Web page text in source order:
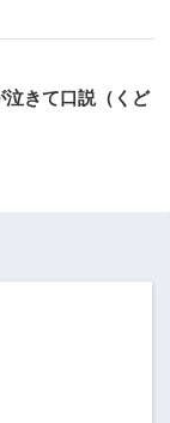
きて口説（くど